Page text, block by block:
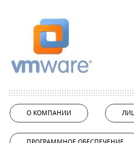
О КОМПАНИИ